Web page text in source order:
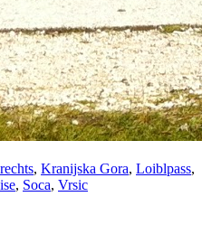
, Kranijska Gora, Loiblpass,
, Soca, Vrsic